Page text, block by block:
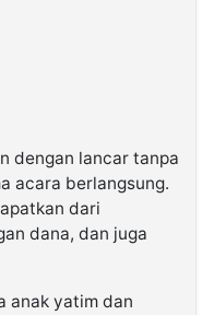
dengan lancar tanpa
acara berlangsung.
dari
dana, dan juga
anak yatim dan